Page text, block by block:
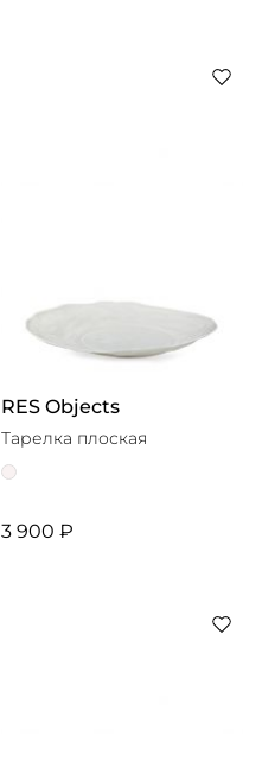
RES Objects
Тарелка плоская
3 900 ₽